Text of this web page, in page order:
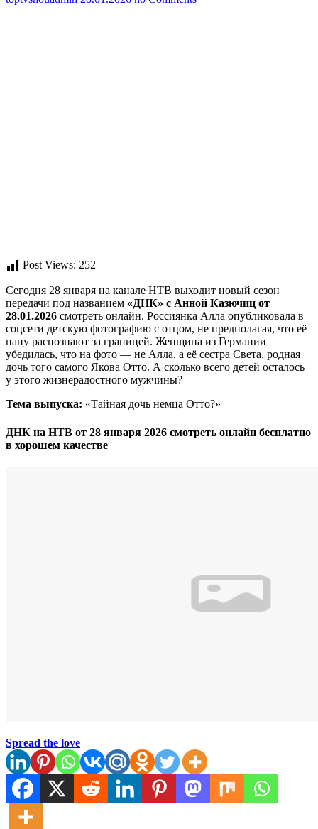
Post Views: 252
Сегодня 28 января на канале НТВ выходит новый сезон
передачи под названием «ДНК» с Анной Казючиц от
28.01.2026 смотреть онлайн. Россиянка Алла опубликовала в
соцсети детскую фотографию с отцом, не предполагая, что её
папу распознают за границей. Женщина из Германии
убедилась, что на фото — не Алла, а её сестра Света, родная
дочь того самого Якова Отто. А сколько всего детей осталось
у этого жизнерадостного мужчины?
Тема выпуска: «Тайная дочь немца Отто?»
ДНК на НТВ от 28 января 2026 смотреть онлайн бесплатно
в хорошем качестве
Spread the love